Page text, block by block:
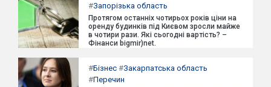
#Запорізька область
Протягом останніх чотирьох років ціни на
оренду будинків під Києвом зросли майже
в чотири рази. Які сьогодні вартість? –
Фінанси bigmir)net.
#Бізнес #Закарпатська область
#Перечин